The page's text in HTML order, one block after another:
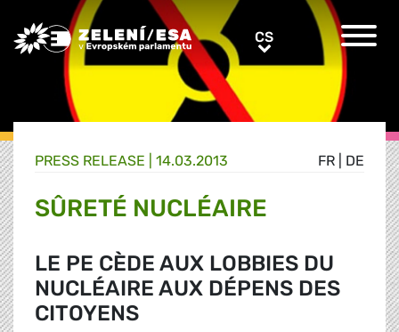
Greens/EFA Home CSCS
FR DE
PRESS RELEASE | 14.03.2013
SÛRETÉ NUCLÉAIRE
LE PE CÈDE AUX LOBBIES DU
NUCLÉAIRE AUX DÉPENS DES
CITOYENS